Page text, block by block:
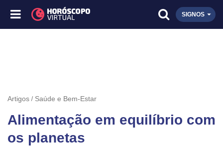
SIGNOS
Artigos Saúde e Bem-Estar
Alimentação em equilíbrio com
os planetas